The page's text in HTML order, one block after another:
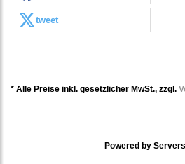
tweet
* Alle Preise inkl. gesetzlicher MwSt., zzgl.
Powered by